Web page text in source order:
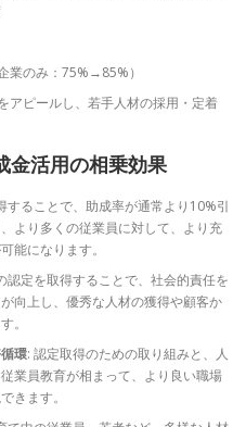
業のみ：75%→85%）
アピールし、若手人材の採用・定着
金活用の相乗効果
することで、助成率が通常より10%引
より多くの従業員に対して、より充
能になります。
認定を取得することで、社会的責任を
向上し、優秀な人材の獲得や顧客か
。
環: 認定取得のための取り組みと、人
業員教育が相まって、より良い職場
きます。